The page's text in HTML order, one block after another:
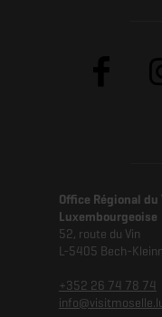
Office Régional
Luxembourgeoise
52, route du Vin
L-5405 Bech-
+352 26 74 78 74